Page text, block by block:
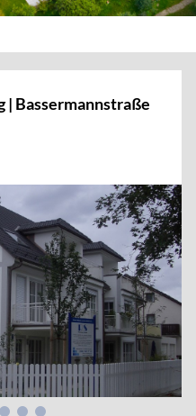
| Bassermannstraße